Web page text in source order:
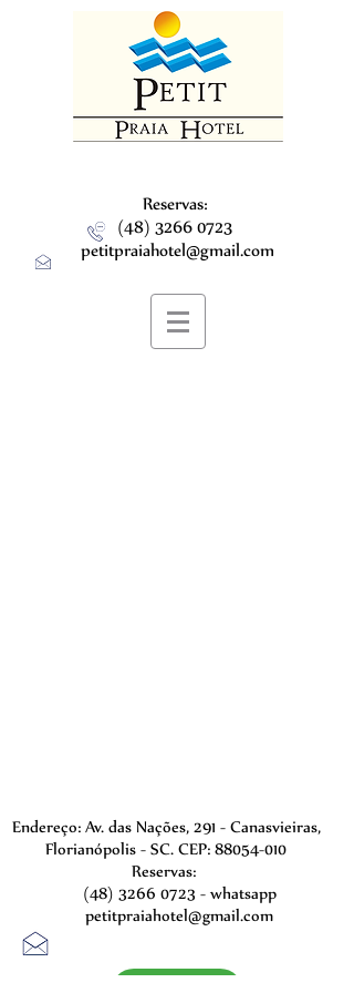
Reservas:
(48) 3266 0723
petitpraiahotel@gmail.com
Endereço: Av. das Nações, 291 - Canasvieiras,
Florianópolis - SC. CEP: 88054-010
Reservas:
(48) 3266 0723 - whatsapp
petitpraiahotel@gmail.com